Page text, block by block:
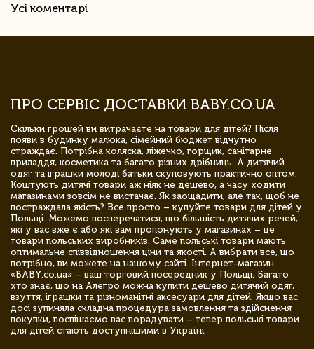
Усі коментарі
ПРО СЕРВІС ДОСТАВКИ BABY.CO.UA
Скільки грошей ви витрачаєте на товари для дітей? Після
появи в будинку малюка, сімейний бюджет відчутно
страждає. Потрібна коляска, ліжечко, горщик, санітарне
приладдя, косметика та багато різних дрібниць. А дитячий
одяг та іграшки молоді батьки скуповують практично оптом.
Коштують дитячі товари аж ніяк не дешево, а часу ходити
магазинами зовсім не вистачає. Як заощадити, але так, щоб не
постраждала якість? Все просто – купуйте товари для дітей у
Польщі. Можемо посперечатися, що більшість дитячих речей,
які у вас вже є або які вам пропонують у магазинах – це
товари польських виробників. Саме польські товари мають
оптимальне співвідношення ціни та якості. А вибрати все, що
потрібно, ви можете на нашому сайті. Інтернет-магазин
«BABY.co.ua» – ваш торговий посередник у Польщі. Багато
хто знає, що на Алегро можна купити дешево дитячий одяг,
взуття, іграшки та різноманітні аксесуари для дітей. Якщо вас
досі зупиняла складна процедура замовлення та здійснення
покупки, поспішаємо вас порадувати – тепер польські товари
для дітей стають доступнішими в Україні.